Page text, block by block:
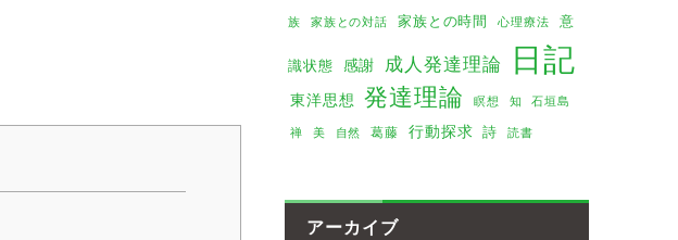
族
家族との対話 家族との時間 心理療法 意
識状態 感謝 成人発達理論 日記
東洋思想 発達理論 瞑想 知
石垣島
禅
美 自然 葛藤 行動探求 詩 読書
アーカイブ